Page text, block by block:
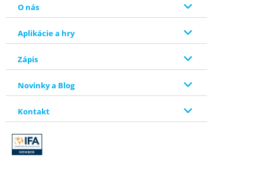
O nás
Aplikácie a hry
Zápis
Novinky a Blog
Kontakt